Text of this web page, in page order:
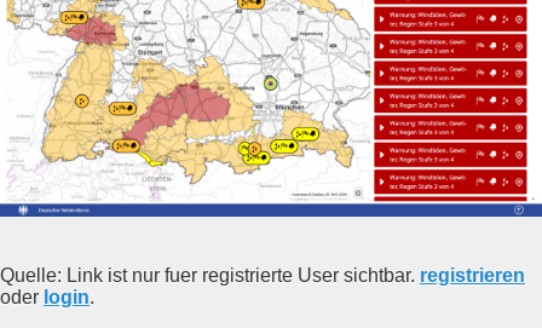
Quelle: Link ist nur fuer registrierte User sichtbar. registrieren
oder login.